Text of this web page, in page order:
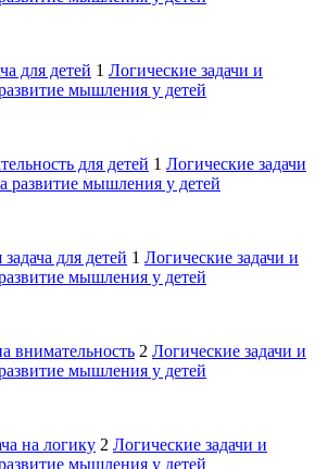
для детей 1 Логические задачи и
мышления у детей
для детей 1 Логические задачи
развитие мышления у детей
для детей 1 Логические задачи и
мышления у детей
внимательность 2 Логические задачи и
мышления у детей
на логику 2 Логические задачи и
мышления у детей